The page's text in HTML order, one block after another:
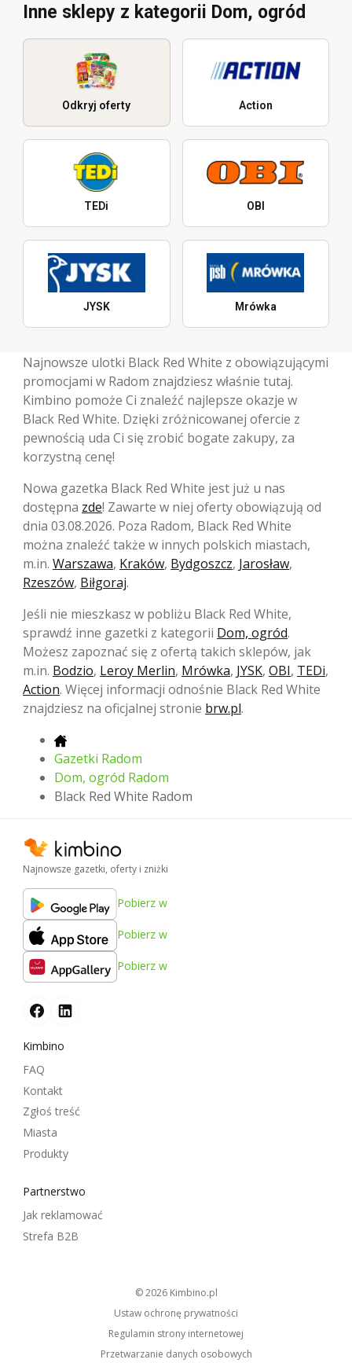
Inne sklepy z kategorii Dom, ogród
Odkryj oferty Action
TEDi OBI
JYSK Mrówka
Najnowsze ulotki Black Red White z obowiązującymi
promocjami w Radom znajdziesz właśnie tutaj.
Kimbino pomoże Ci znaleźć najlepsze okazje w
Black Red White. Dzięki zróżnicowanej ofercie z
pewnością uda Ci się zrobić bogate zakupy, za
korzystną cenę!
Nowa gazetka Black Red White jest już u nas
dostępna zde! Zawarte w niej oferty obowiązują od
dnia 03.08.2026. Poza Radom, Black Red White
można znaleźć także w innych polskich miastach,
m.in. Warszawa, Kraków, Bydgoszcz, Jarosław,
Rzeszów, Biłgoraj.
Jeśli nie mieszkasz w pobliżu Black Red White,
sprawdź inne gazetki z kategorii Dom, ogród.
Możesz zapoznać się z ofertą takich sklepów, jak
m.in. Bodzio, Leroy Merlin, Mrówka, JYSK, OBI, TEDi,
Action. Więcej informacji odnośnie Black Red White
znajdziesz na oficjalnej stronie brw.pl.
Gazetki Radom
Dom, ogród Radom
Black Red White Radom
Najnowsze gazetki, oferty i zniżki
Pobierz w
Pobierz w
Pobierz w
Kimbino
FAQ
Kontakt
Zgłoś treść
Miasta
Produkty
Partnerstwo
Jak reklamować
Strefa B2B
© 2026 kimbino.pl
Ustaw ochronę prywatności
Regulamin strony internetowej
Przetwarzanie danych osobowych